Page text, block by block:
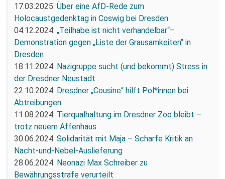
17.03.2025: Über eine AfD-Rede zum
Holocaustgedenktag in Coswig bei Dresden
04.12.2024: „Teilhabe ist nicht verhandelbar“–
Demonstration gegen „Liste der Grausamkeiten“ in
Dresden
18.11.2024: Nazigruppe sucht (und bekommt) Stress in
der Dresdner Neustadt
22.10.2024: Dresdner „Cousine“ hilft Pol*innen bei
Abtreibungen
11.08.2024: Tierqualhaltung im Dresdner Zoo bleibt –
trotz neuem Affenhaus
30.06.2024: Solidarität mit Maja – Scharfe Kritik an
Nacht-und-Nebel-Auslieferung
28.06.2024: Neonazi Max Schreiber zu
Bewährungsstrafe verurteilt